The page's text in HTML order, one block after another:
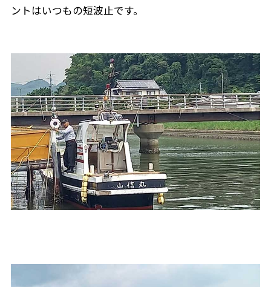
ントはいつもの短波止です。